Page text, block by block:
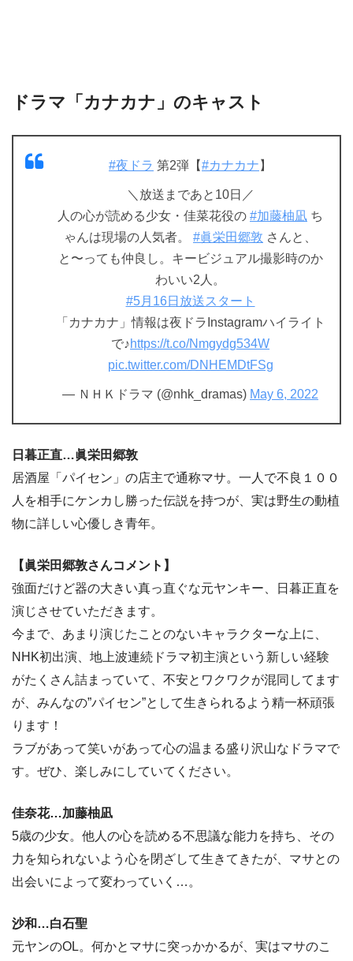
ドラマ「カナカナ」のキャスト
#夜ドラ 第2弾【#カナカナ 】
＼放送まであと10日／
人の心が読める少女・佳菜花役の #加藤柚凪 ち
ゃんは現場の人気者。 #眞栄田郷敦 さんと、
と〜っても仲良し。キービジュアル撮影時のか
わいい2人。
#5月16日放送スタート
「カナカナ」情報は夜ドラInstagramハイライト
で♪https://t.co/Nmgydg534W
pic.twitter.com/DNHEMDtFSg
— ＮＨＫドラマ (@nhk_dramas) May 6, 2022
日暮正直…眞栄田郷敦
居酒屋「パイセン」の店主で通称マサ。一人で不良１００
人を相手にケンカし勝った伝説を持つが、実は野生の動植
物に詳しい心優しき青年。
【眞栄田郷敦さんコメント】
強面だけど器の大きい真っ直ぐな元ヤンキー、日暮正直を
演じさせていただきます。
今まで、あまり演じたことのないキャラクターな上に、
NHK初出演、地上波連続ドラマ初主演という新しい経験
がたくさん詰まっていて、不安とワクワクが混同してます
が、みんなの”パイセン”として生きられるよう精一杯頑張
ります！
ラブがあって笑いがあって心の温まる盛り沢山なドラマで
す。ぜひ、楽しみにしていてください。
佳奈花…加藤柚凪
5歳の少女。他人の心を読める不思議な能力を持ち、その
力を知られないよう心を閉ざして生きてきたが、マサとの
出会いによって変わっていく…。
沙和…白石聖
元ヤンのOL。何かとマサに突っかかるが、実はマサのこ